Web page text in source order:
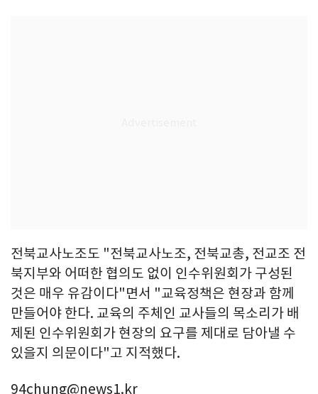
전북교사노조도 "전북교사노조, 전북교총, 전교조 전
북지부와 어떠한 협의도 없이 인수위원회가 구성된
것은 매우 유감이다"면서 "교육정책은 현장과 함께
만들어야 한다. 교육의 주체인 교사들의 목소리가 배
제된 인수위원회가 현장의 요구를 제대로 담아낼 수
있을지 의문이다"고 지적했다.
94chung@news1.kr